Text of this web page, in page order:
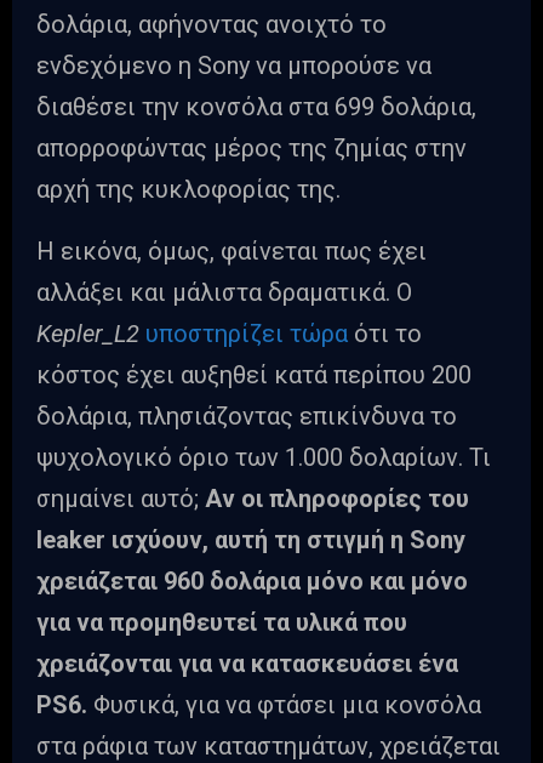
δολάρια, αφήνοντας ανοιχτό το
ενδεχόμενο η Sony να μπορούσε να
διαθέσει την κονσόλα στα 699 δολάρια,
απορροφώντας μέρος της ζημίας στην
αρχή της κυκλοφορίας της.
Η εικόνα, όμως, φαίνεται πως έχει
αλλάξει και μάλιστα δραματικά. Ο
Kepler_L2 υποστηρίζει τώρα ότι το
κόστος έχει αυξηθεί κατά περίπου 200
δολάρια, πλησιάζοντας επικίνδυνα το
ψυχολογικό όριο των 1.000 δολαρίων. Τι
σημαίνει αυτό; Αν οι πληροφορίες του
leaker ισχύουν, αυτή τη στιγμή η Sony
χρειάζεται 960 δολάρια μόνο και μόνο
για να προμηθευτεί τα υλικά που
χρειάζονται για να κατασκευάσει ένα
PS6. Φυσικά, για να φτάσει μια κονσόλα
στα ράφια των καταστημάτων, χρειάζεται